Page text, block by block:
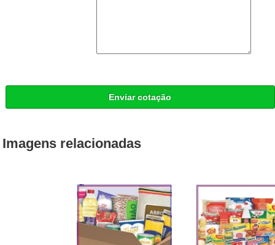
Enviar cotação
Imagens relacionadas